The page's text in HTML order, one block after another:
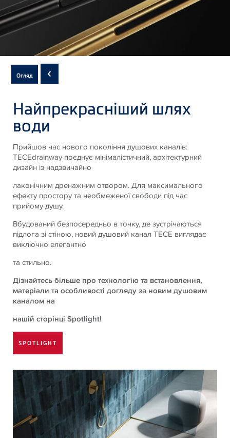
Subnavigation
of
current
Product
Огляд ‹
Найпрекрасніший шлях
води
Прийшов час нового покоління душових каналів:
TECEdrainway поєднує мінімалістичний, архітектурний
дизайн із надзвичайно
лаконічним дренажним отвором. Для максимального
ефекту простору та необмеженої свободи під час
прийому душу.
Вбудований безпосередньо в точку, де зустрічаються
підлога зі стіною, новий душовий канал ТЕСЕ виглядає
виключно елегантно
та стильно.
Дізнайтесь більше про технологію та встановлення,
матеріали та особливості догляду за новим душовим
каналом на
нашій сторінці Spotlight!
SPOTLIGHT